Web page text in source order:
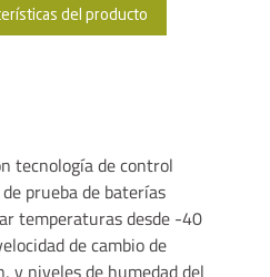
del producto
tecnología de control
prueba de baterías
temperaturas desde -40
de cambio de